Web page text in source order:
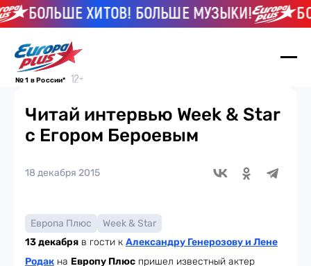
ХИТОВ! БОЛЬШЕ МУЗЫКИ!
№ 1 в России*
Читай интервью Week & Star
с Егором Бероевым
18 декабря 2015
Европа Плюс
Week & Star
13 декабря в гости к Александру Генерозову и Лене
Родак на Европу Плюс пришел известный актер